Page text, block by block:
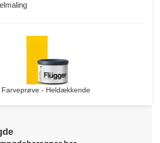
Farveprøve - Heldækkende